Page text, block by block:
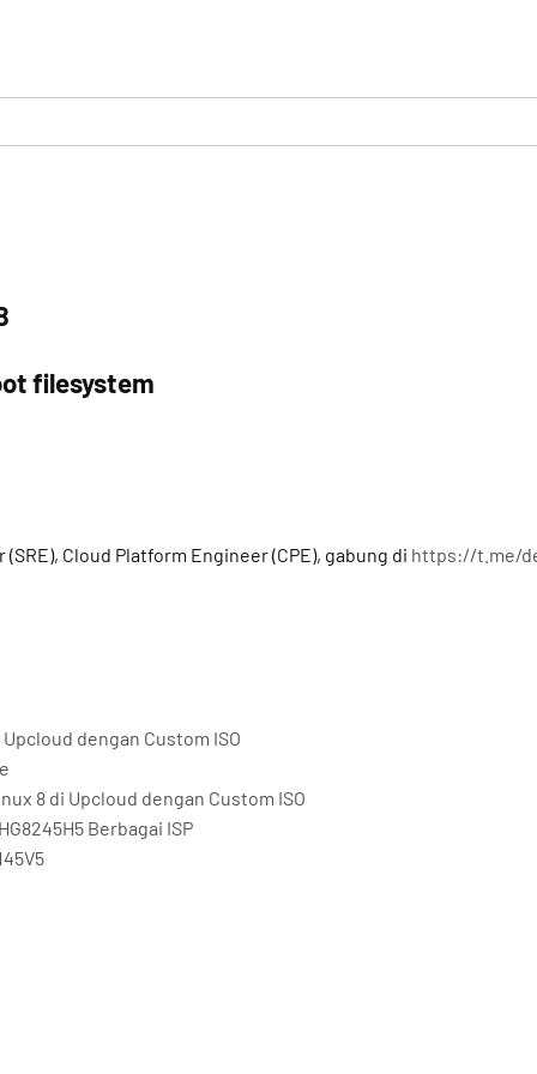
filesystem
Cloud Platform Engineer (CPE), gabung di https://t.me/
dengan Custom ISO
8 di Upcloud dengan Custom ISO
Berbagai ISP